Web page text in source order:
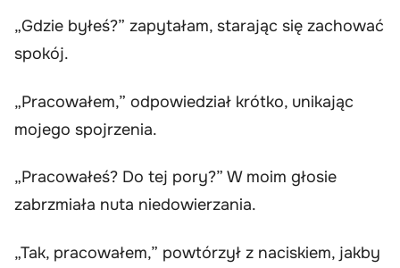
„Gdzie byłeś?” zapytałam, starając się zachować
spokój.
„Pracowałem,” odpowiedział krótko, unikając
mojego spojrzenia.
„Pracowałeś? Do tej pory?” W moim głosie
zabrzmiała nuta niedowierzania.
„Tak, pracowałem,” powtórzył z naciskiem, jakby